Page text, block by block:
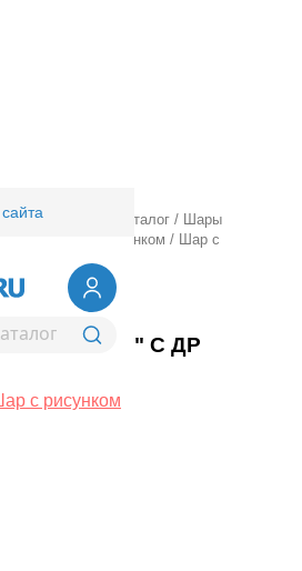
/ Оптовый каталог /
Шары
Шар с рисунком /
Шар с
14" С ДР
с рисунком